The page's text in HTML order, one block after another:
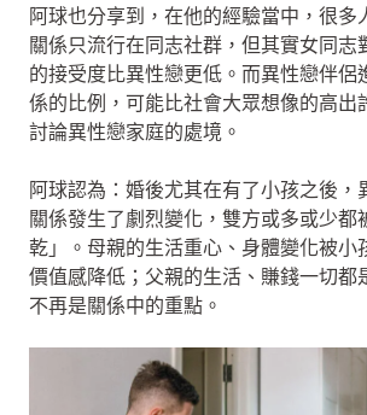
阿球也分享到，在他的經驗當中，很多
關係只流行在同志社群，但其實女同志
的接受度比異性戀更低。而異性戀伴侶
係的比例，可能比社會大眾想像的高出
討論異性戀家庭的處境。
阿球認為：婚後尤其在有了小孩之後，
關係發生了劇烈變化，雙方或多或少都
乾」。母親的生活重心、身體變化被小
價值感降低；父親的生活、賺錢一切都
不再是關係中的重點。